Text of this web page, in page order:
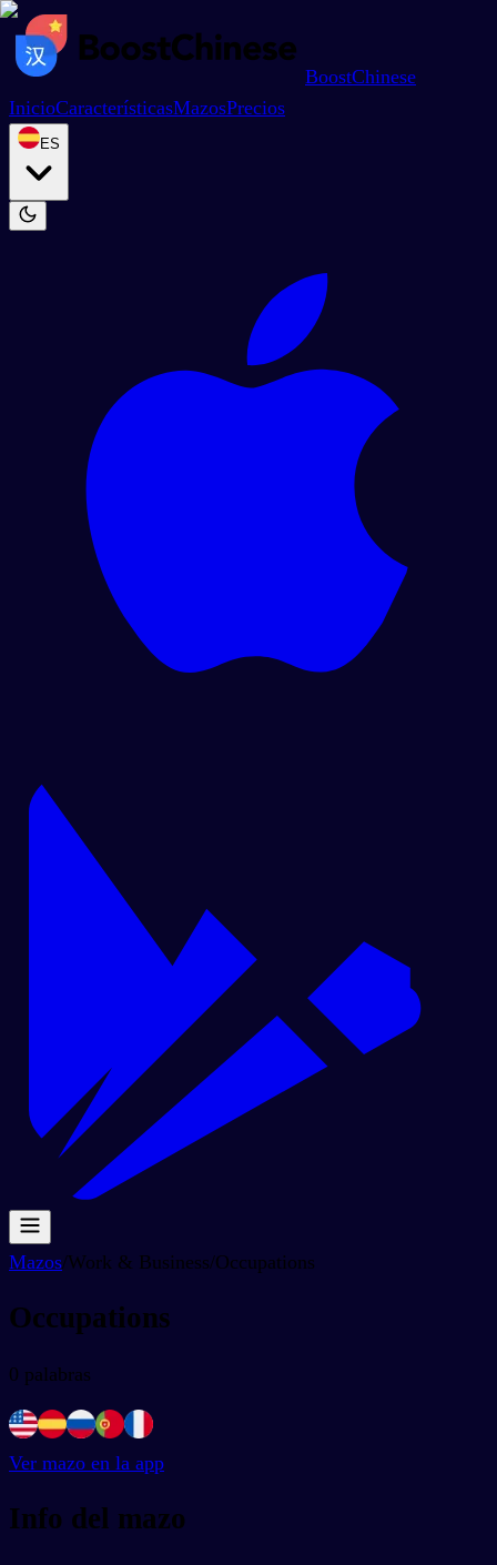
BoostChinese
InicioCaracterísticasMazosPrecios
ES
Mazos/Work & Business/Occupations
Occupations
0 palabras
Ver mazo en la app
Info del mazo